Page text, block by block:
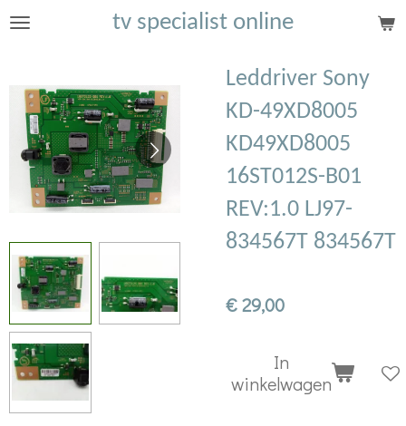
Ga
de
hoofdinhoud
tv specialist online
Leddriver Sony
KD-49XD8005
KD49XD8005
16ST012S-B01
REV:1.0 LJ97-
834567T 834567T
€ 29,00
In
winkelwagen